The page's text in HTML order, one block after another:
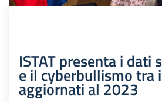
ISTAT presenta i dati
e il cyberbullismo tra
aggiornati al 2023